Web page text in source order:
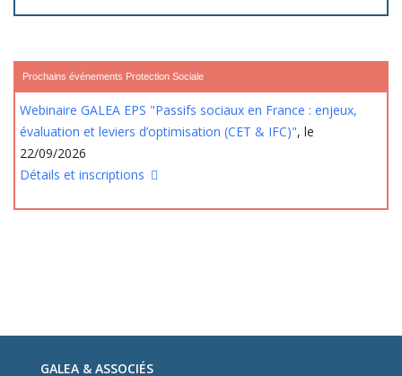
Prochains événements Protection Sociale
Webinaire GALEA EPS "Passifs sociaux en France : enjeux,
évaluation et leviers d’optimisation (CET & IFC)", le
22/09/2026
Détails et inscriptions
GALEA & ASSOCIÉS